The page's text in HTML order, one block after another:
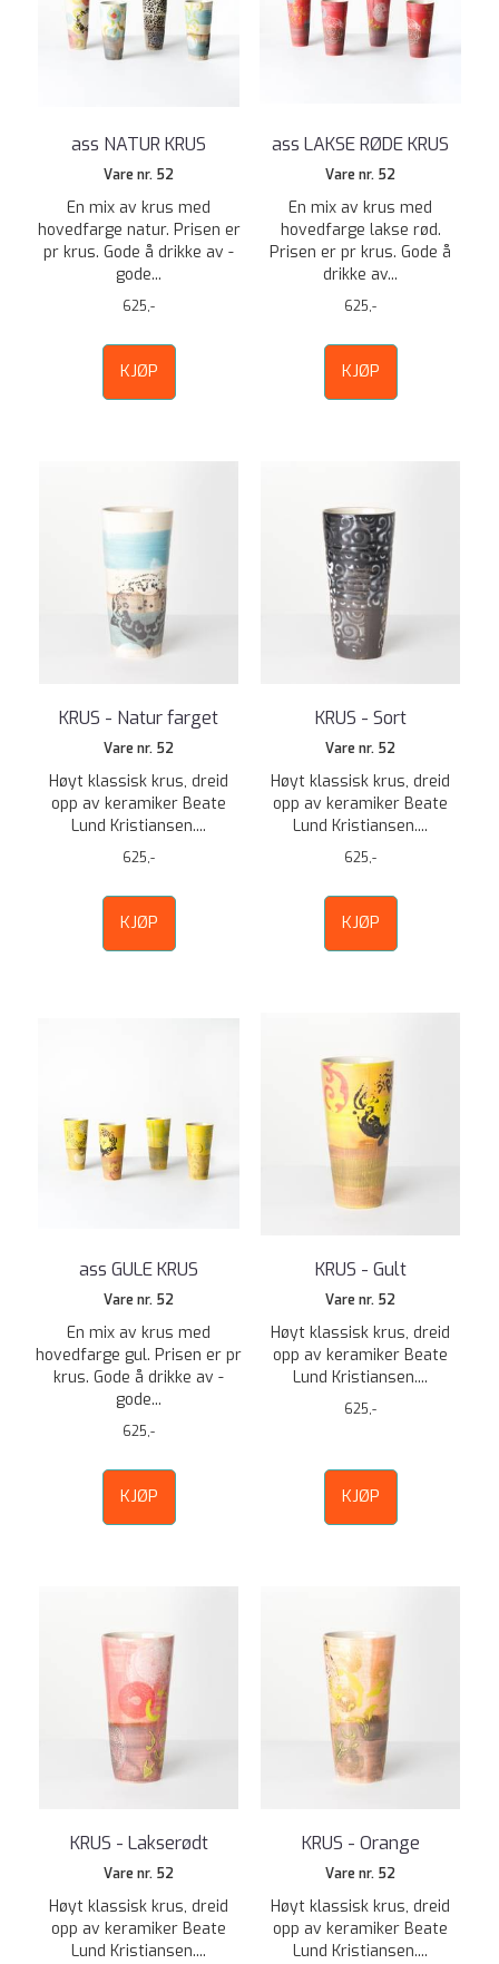
ass NATUR KRUS
Vare nr. 52
En mix av krus med
hovedfarge natur. Prisen er
pr krus. Gode å drikke av -
gode...
625,-
KJØP
ass LAKSE RØDE KRUS
Vare nr. 52
En mix av krus med
hovedfarge lakse rød.
Prisen er pr krus. Gode å
drikke av...
625,-
KJØP
KRUS - Natur farget
Vare nr. 52
Høyt klassisk krus, dreid
opp av keramiker Beate
Lund Kristiansen....
625,-
KJØP
KRUS - Sort
Vare nr. 52
Høyt klassisk krus, dreid
opp av keramiker Beate
Lund Kristiansen....
625,-
KJØP
ass GULE KRUS
Vare nr. 52
En mix av krus med
hovedfarge gul. Prisen er pr
krus. Gode å drikke av -
gode...
625,-
KJØP
KRUS - Gult
Vare nr. 52
Høyt klassisk krus, dreid
opp av keramiker Beate
Lund Kristiansen....
625,-
KJØP
KRUS - Lakserødt
Vare nr. 52
Høyt klassisk krus, dreid
opp av keramiker Beate
Lund Kristiansen....
KRUS - Orange
Vare nr. 52
Høyt klassisk krus, dreid
opp av keramiker Beate
Lund Kristiansen....